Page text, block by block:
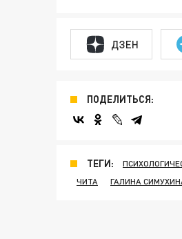
ДЗЕН
ПОДЕЛИТЬСЯ:
ТЕГИ:
ЧИТА
ГАЛИНА